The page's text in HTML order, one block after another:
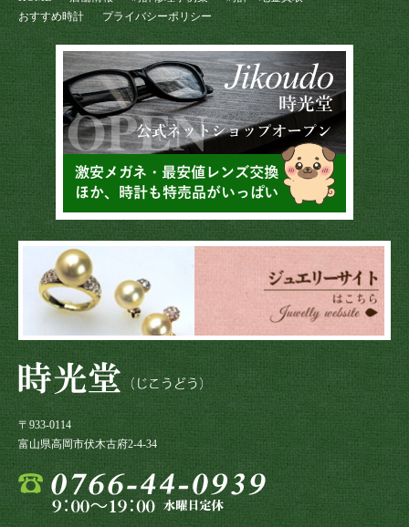
おすすめ時計
プライバシーポリシー
〒933-0114
富山県高岡市伏木古府2-4-34